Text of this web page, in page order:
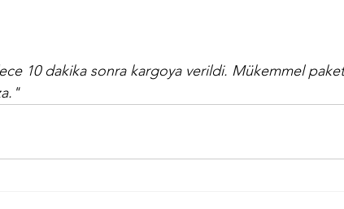
10 dakika sonra kargoya verildi. Mükemmel